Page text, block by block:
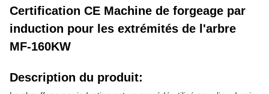
Certification CE Machine de forgeage par
induction pour les extrémités de l'arbre
MF-160KW
Description du produit: